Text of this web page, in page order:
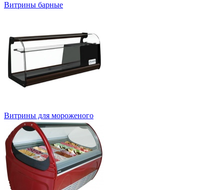
Витрины барные
Витрины для мороженого